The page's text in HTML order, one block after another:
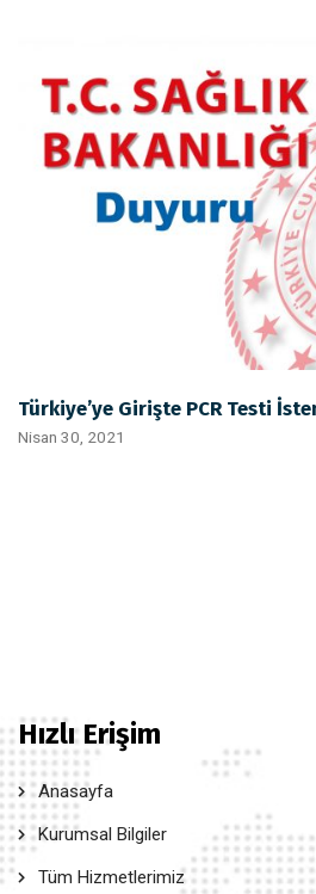
Türkiye’ye Girişte PCR Testi
Nisan 30, 2021
Hızlı Erişim
Anasayfa
Kurumsal Bilgiler
Tüm Hizmetlerimiz